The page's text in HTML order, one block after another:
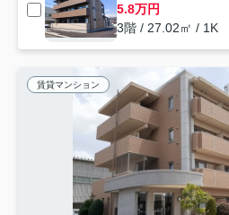
5.8万円
3階 / 27.02㎡ / 1K
賃貸マンション